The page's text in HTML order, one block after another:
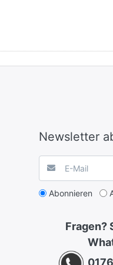
Newsletter
Abonnieren
Fragen?